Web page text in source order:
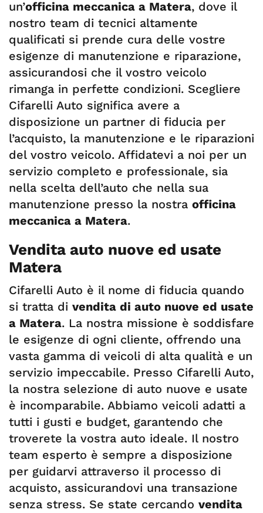
un’officina meccanica a Matera, dove il
nostro team di tecnici altamente
qualificati si prende cura delle vostre
esigenze di manutenzione e riparazione,
assicurandosi che il vostro veicolo
rimanga in perfette condizioni. Scegliere
Cifarelli Auto significa avere a
disposizione un partner di fiducia per
l’acquisto, la manutenzione e le riparazioni
del vostro veicolo. Affidatevi a noi per un
servizio completo e professionale, sia
nella scelta dell’auto che nella sua
manutenzione presso la nostra officina
meccanica a Matera.
Vendita auto nuove ed usate
Matera
Cifarelli Auto è il nome di fiducia quando
si tratta di vendita di auto nuove ed usate
a Matera. La nostra missione è soddisfare
le esigenze di ogni cliente, offrendo una
vasta gamma di veicoli di alta qualità e un
servizio impeccabile. Presso Cifarelli Auto,
la nostra selezione di auto nuove e usate
è incomparabile. Abbiamo veicoli adatti a
tutti i gusti e budget, garantendo che
troverete la vostra auto ideale. Il nostro
team esperto è sempre a disposizione
per guidarvi attraverso il processo di
acquisto, assicurandovi una transazione
senza stress. Se state cercando vendita